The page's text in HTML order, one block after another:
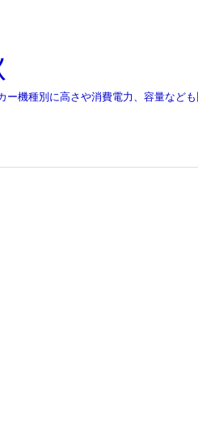
機種別に高さや消費電力、容量なども